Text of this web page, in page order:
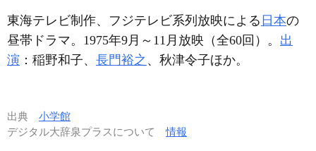
東海テレビ制作、フジテレビ系列放映による 日本の
昼帯ドラマ。1975年9月～11月放映（全60回）。 出
演 ：稲野和子、 長門裕之 、秋津令子ほか。
出典 小学館
デジタル大辞泉プラスについて情報